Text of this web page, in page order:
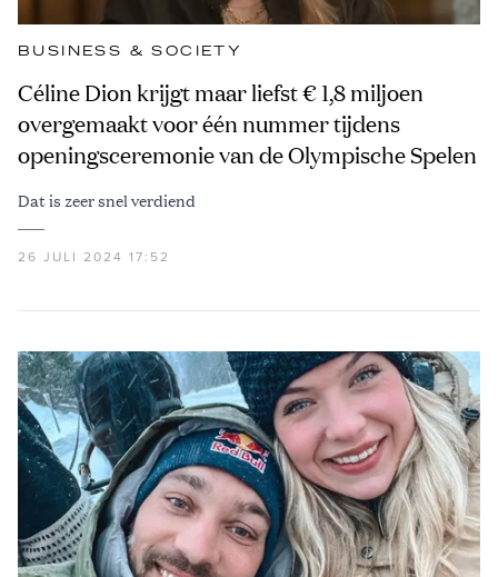
BUSINESS & SOCIETY
Céline Dion krijgt maar liefst € 1,8 miljoen
overgemaakt voor één nummer tijdens
openingsceremonie van de Olympische Spelen
Dat is zeer snel verdiend
26 JULI 2024 17:52